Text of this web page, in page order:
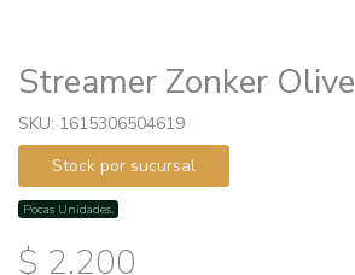
Streamer Zonker Olive
SKU: 1615306504619
Stock por sucursal
Pocas Unidades.
$ 2.200